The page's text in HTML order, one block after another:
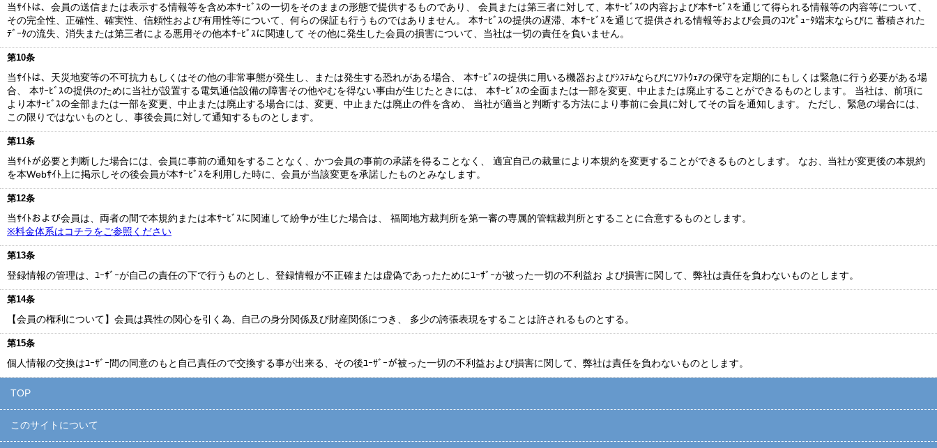
当ｻｲﾄは、会員の送信または表示する情報等を含め本ｻｰﾋﾞｽの一切をそのままの形態で提供するものであり、 会員または第三者に対して、本ｻｰﾋﾞｽの内容および本ｻｰﾋﾞｽを通じて得られる情報等の内容等について、
その完全性、正確性、確実性、信頼性および有用性等について、何らの保証も行うものではありません。 本ｻｰﾋﾞｽの提供の遅滞、本ｻｰﾋﾞｽを通じて提供される情報等および会員のｺﾝﾋﾟｭｰﾀ端末ならびに 蓄積された
ﾃﾞｰﾀの流失、消失または第三者による悪用その他本ｻｰﾋﾞｽに関連して その他に発生した会員の損害について、当社は一切の責任を負いません。
第10条
当ｻｲﾄは、天災地変等の不可抗力もしくはその他の非常事態が発生し、または発生する恐れがある場合、 本ｻｰﾋﾞｽの提供に用いる機器およびｼｽﾃﾑならびにｿﾌﾄｳｪｱの保守を定期的にもしくは緊急に行う必要がある場
合、 本ｻｰﾋﾞｽの提供のために当社が設置する電気通信設備の障害その他やむを得ない事由が生じたときには、 本ｻｰﾋﾞｽの全面または一部を変更、中止または廃止することができるものとします。 当社は、前項に
より本ｻｰﾋﾞｽの全部または一部を変更、中止または廃止する場合には、変更、中止または廃止の件を含め、 当社が適当と判断する方法により事前に会員に対してその旨を通知します。 ただし、緊急の場合には、
この限りではないものとし、事後会員に対して通知するものとします。
第11条
当ｻｲﾄが必要と判断した場合には、会員に事前の通知をすることなく、かつ会員の事前の承諾を得ることなく、 適宜自己の裁量により本規約を変更することができるものとします。 なお、当社が変更後の本規約
を本Webｻｲﾄ上に掲示しその後会員が本ｻｰﾋﾞｽを利用した時に、会員が当該変更を承諾したものとみなします。
第12条
当ｻｲﾄおよび会員は、両者の間で本規約または本ｻｰﾋﾞｽに関連して紛争が生じた場合は、 福岡地方裁判所を第一審の専属的管轄裁判所とすることに合意するものとします。
※料金体系はコチラをご参照ください
第13条
登録情報の管理は、ﾕｰｻﾞｰが自己の責任の下で行うものとし、登録情報が不正確または虚偽であったためにﾕｰｻﾞｰが被った一切の不利益お よび損害に関して、弊社は責任を負わないものとします。
第14条
【会員の権利について】会員は異性の関心を引く為、自己の身分関係及び財産関係につき、 多少の誇張表現をすることは許されるものとする。
第15条
個人情報の交換はﾕｰｻﾞｰ間の同意のもと自己責任ので交換する事が出来る、その後ﾕｰｻﾞｰが被った一切の不利益および損害に関して、弊社は責任を負わないものとします。
TOP
このサイトについて